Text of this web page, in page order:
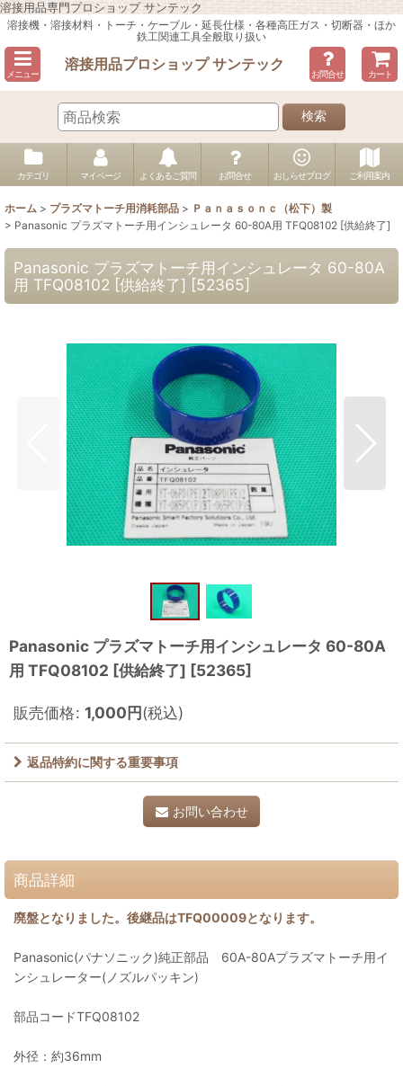
溶接用品専門プロショップ サンテック
溶接機・溶接材料・トーチ・ケーブル・延長仕様・各種高圧ガス・切断器・ほか
鉄工関連工具全般取り扱い
メニュー
溶接用品プロショップ サンテック
お問合せ カート
検索
カテゴリ マイページ よくあるご質問 お問合せ おしらせブログ ご利用案内
ホーム > プラズマトーチ用消耗部品 > Ｐａｎａｓｏｎｃ（松下）製
> Panasonic プラズマトーチ用インシュレータ 60-80A用 TFQ08102 [供給終了]
Panasonic プラズマトーチ用インシュレータ 60-80A
用 TFQ08102 [供給終了] [52365]
Panasonic プラズマトーチ用インシュレータ 60-80A
用 TFQ08102 [供給終了] [52365]
販売価格: 1,000円(税込)
返品特約に関する重要事項
お問い合わせ
商品詳細
廃盤となりました。後継品はTFQ00009となります。
Panasonic(パナソニック)純正部品 60A-80Aプラズマトーチ用イ
ンシュレーター(ノズルパッキン)
部品コードTFQ08102
外径：約36mm